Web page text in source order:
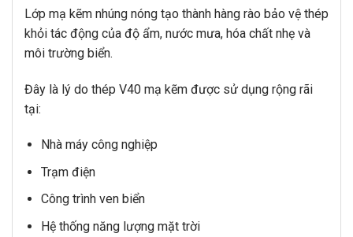
Lớp mạ kẽm nhúng nóng tạo thành hàng rào bảo vệ thép
khỏi tác động của độ ẩm, nước mưa, hóa chất nhẹ và
môi trường biển.
Đây là lý do thép V40 mạ kẽm được sử dụng rộng rãi
tại:
Nhà máy công nghiệp
Trạm điện
Công trình ven biển
Hệ thống năng lượng mặt trời